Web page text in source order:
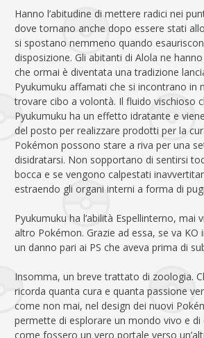
Hanno l’abitudine di mettere radici nei
dove tornano anche dopo essere stati
si spostano nemmeno quando
disposizione. Gli abitanti di Alola ne
che ormai è diventata una tradizione
Pyukumuku affamati che si incontrano in
trovare cibo a volontà. Il fluido vischioso
Pyukumuku ha un effetto idratante e
del posto per realizzare prodotti per la
Pokémon possono stare a riva per una
disidratarsi. Non sopportano di sentirsi
bocca e se vengono calpestati
estraendo gli organi interni a forma di
Pyukumuku ha l’abilità Espellinterno, mai
altro Pokémon. Grazie ad essa, se va KO
un danno pari ai PS che aveva prima di
Insomma, un breve trattato di zoologia.
ricorda quanta cura e quanta passione
come non mai, nel design dei nuovi
permette di esplorare un mondo vivo e di
come fossero un vero portale verso